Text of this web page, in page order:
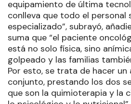
equipamiento de última
conlleva que todo el personal
especializado”, subrayó,
suma que “el paciente
está no solo física, sino
golpeado y las familias
Por esto, se trata de hacer un
conjunto, prestando los dos
que son la quimioterapia y la